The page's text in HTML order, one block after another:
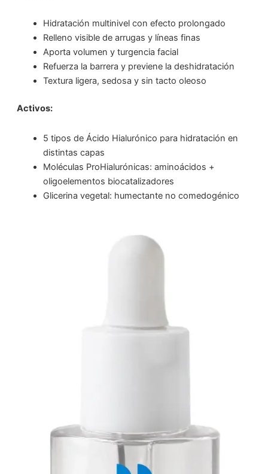
Hidratación multinivel con efecto prolongado
Relleno visible de arrugas y líneas finas
Aporta volumen y turgencia facial
Refuerza la barrera y previene la deshidratación
Textura ligera, sedosa y sin tacto oleoso
Activos:
5 tipos de Ácido Hialurónico para hidratación en
distintas capas
Moléculas ProHialurónicas: aminoácidos +
oligoelementos biocatalizadores
Glicerina vegetal: humectante no comedogénico